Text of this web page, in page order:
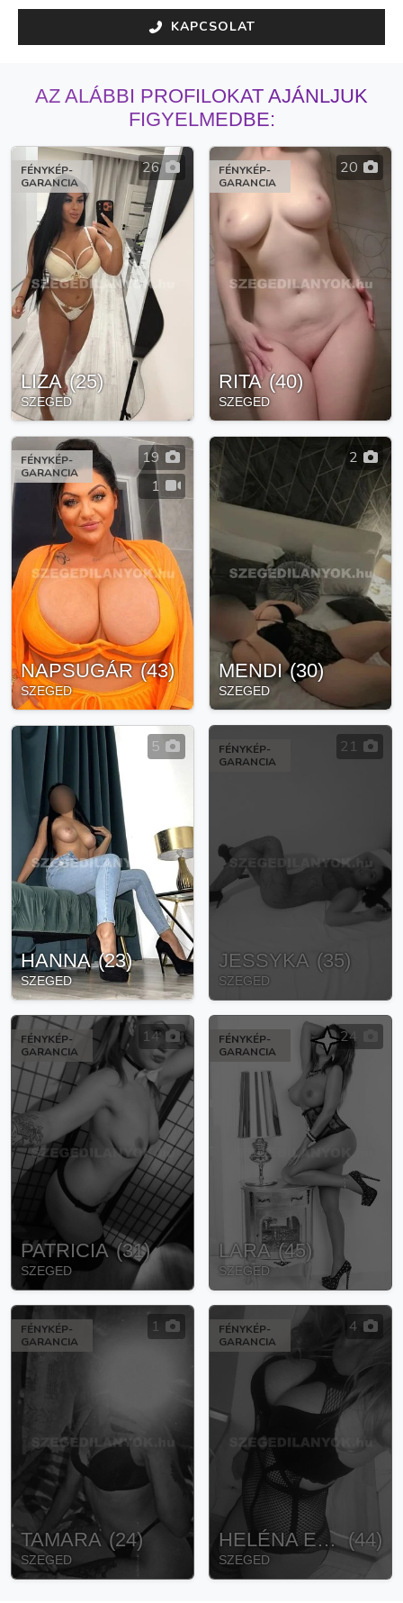
KAPCSOLAT
AZ ALÁBBI PROFILOKAT AJÁNLJUK
FIGYELMEDBE:
FÉNYKÉP-
GARANCIA
26
LIZA (25)
SZEGED
FÉNYKÉP-
GARANCIA
20
RITA (40)
SZEGED
FÉNYKÉP-
GARANCIA
19
1
NAPSUGÁR (43)
SZEGED
2
MENDI (30)
SZEGED
5
HANNA (23)
SZEGED
FÉNYKÉP-
GARANCIA
21
JESSYKA (35)
SZEGED
FÉNYKÉP-
GARANCIA
14
PATRICIA (31)
SZEGED
FÉNYKÉP-
GARANCIA
24
LARA (45)
SZEGED
FÉNYKÉP-
GARANCIA
1
TAMARA (24)
SZEGED
FÉNYKÉP-
GARANCIA
4
HELÉNA EROTIKUS MASSZAZS (44)
SZEGED